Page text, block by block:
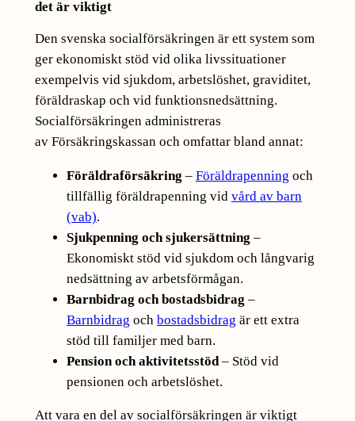
det är viktigt
Den svenska socialförsäkringen är ett system som
ger ekonomiskt stöd vid olika livssituationer
exempelvis vid sjukdom, arbetslöshet, graviditet,
föräldraskap och vid funktionsnedsättning.
Socialförsäkringen administreras
av Försäkringskassan och omfattar bland annat:
Föräldraförsäkring – Föräldrapenning och
tillfällig föräldrapenning vid vård av barn
(vab).
Sjukpenning och sjukersättning –
Ekonomiskt stöd vid sjukdom och långvarig
nedsättning av arbetsförmågan.
Barnbidrag och bostadsbidrag –
Barnbidrag och bostadsbidrag är ett extra
stöd till familjer med barn.
Pension och aktivitetsstöd– Stöd vid
pensionen och arbetslöshet.
Att vara en del av socialförsäkringen är viktigt